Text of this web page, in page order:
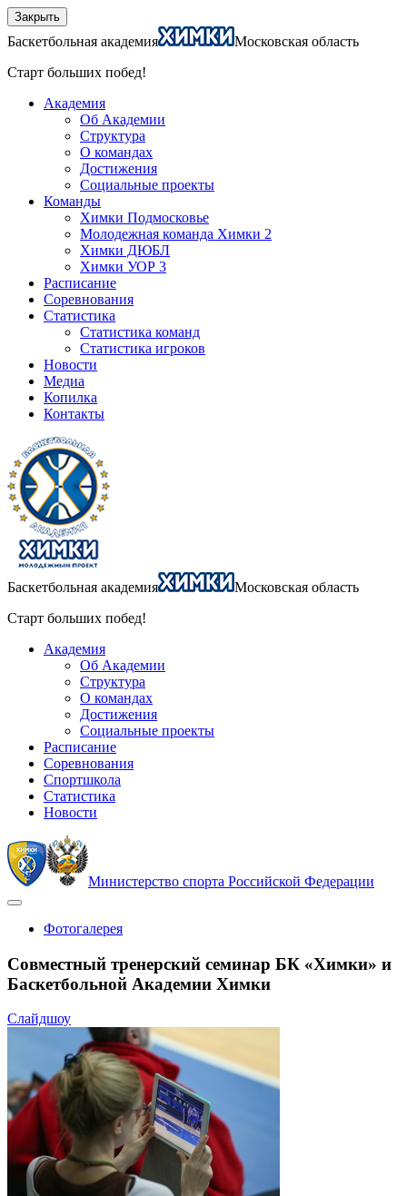
Закрыть
Баскетбольная академия
Московская область
Старт больших побед!
Академия
Об Академии
Структура
О командах
Достижения
Социальные проекты
Команды
Химки Подмосковье
Молодежная команда Химки 2
Химки ДЮБЛ
Химки УОР 3
Расписание
Соревнования
Статистика
Статистика команд
Статистика игроков
Новости
Медиа
Копилка
Контакты
Баскетбольная академия
Московская область
Старт больших побед!
Академия
Об Академии
Структура
О командах
Достижения
Социальные проекты
Расписание
Соревнования
Спортшкола
Статистика
Новости
Министерство спорта Российской Федерации
Фотогалерея
Совместный тренерский семинар БК «Химки» и
Баскетбольной Академии Химки
Слайдшоу